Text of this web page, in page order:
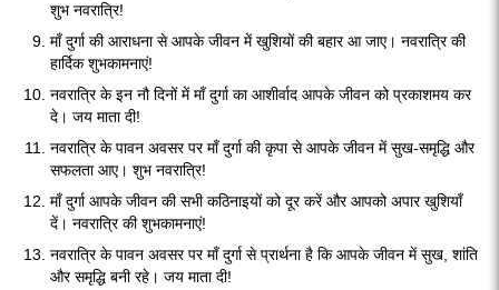
शुभ नवरात्रि!
माँ दुर्गा की आराधना से आपके जीवन में खुशियों की बहार आ जाए। नवरात्रि की
हार्दिक शुभकामनाएं!
नवरात्रि के इन नौ दिनों में माँ दुर्गा का आशीर्वाद आपके जीवन को प्रकाशमय कर
दे। जय माता दी!
नवरात्रि के पावन अवसर पर माँ दुर्गा की कृपा से आपके जीवन में सुख-समृद्धि और
सफलता आए। शुभ नवरात्रि!
माँ दुर्गा आपके जीवन की सभी कठिनाइयों को दूर करें और आपको अपार खुशियाँ
दें। नवरात्रि की शुभकामनाएं!
नवरात्रि के पावन अवसर पर माँ दुर्गा से प्रार्थना है कि आपके जीवन में सुख, शांति
और समृद्धि बनी रहे। जय माता दी!